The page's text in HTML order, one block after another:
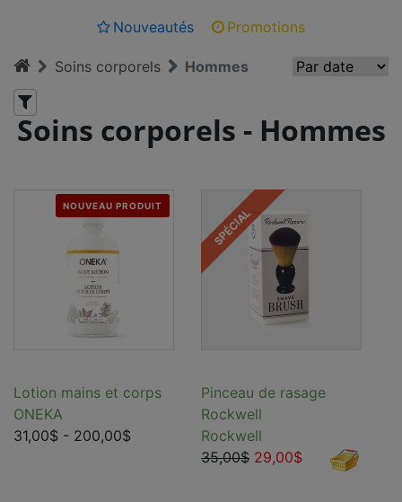
Nouveautés Promotions
Soins corporels Hommes
Soins corporels - Hommes
NOUVEAU PRODUIT
Lotion mains et corps
ONEKA
31,00$ - 200,00$
SPÉCIAL
Pinceau de rasage
Rockwell
Rockwell
35,00$ 29,00$